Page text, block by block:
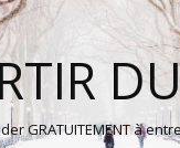
GRATUITEMENT à